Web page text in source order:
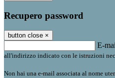
Recupero password
button close ×
E-
all'indirizzo indicato con le istruzioni
Non hai una e-mail associata al nome